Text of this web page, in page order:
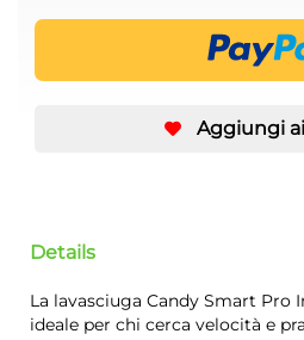
Aggiungi
Details
La lavasciuga Candy Smart Pro
ideale per chi cerca velocità e